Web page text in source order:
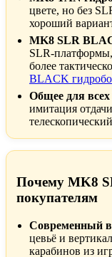
цвете, но без
хороший
MK8 SLR
SLR-
более
BLACK
Общее для
имитация
Почему MK8
покупателям
Современный
цевьё и
карабинов из